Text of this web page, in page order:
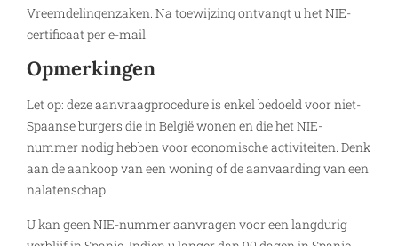
Vreemdelingenzaken. Na toewijzing ontvangt u het NIE-
certificaat per e-mail.
Opmerkingen
Let op: deze aanvraagprocedure is enkel bedoeld voor niet-
Spaanse burgers die in België wonen en die het NIE-
nummer nodig hebben voor economische activiteiten. Denk
aan de aankoop van een woning of de aanvaarding van een
nalatenschap.
U kan geen NIE-nummer aanvragen voor een langdurig